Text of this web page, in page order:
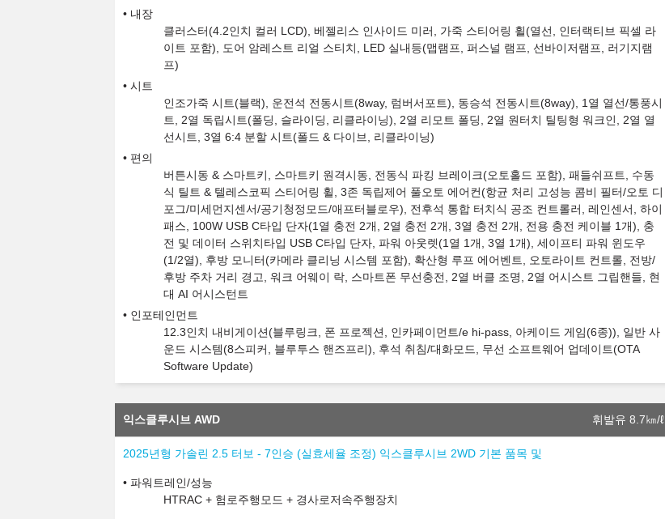
내장
클러스터(4.2인치 컬러 LCD), 베젤리스 인사이드 미러, 가죽 스티어링 휠(열선, 인터랙티브 픽셀 라
이트 포함), 도어 암레스트 리얼 스티치, LED 실내등(맵램프, 퍼스널 램프, 선바이저램프, 러기지램
프)
시트
인조가죽 시트(블랙), 운전석 전동시트(8way, 럼버서포트), 동승석 전동시트(8way), 1열 열선/통풍시
트, 2열 독립시트(폴딩, 슬라이딩, 리클라이닝), 2열 리모트 폴딩, 2열 원터치 틸팅형 워크인, 2열 열
선시트, 3열 6:4 분할 시트(폴드 & 다이브, 리클라이닝)
편의
버튼시동 & 스마트키, 스마트키 원격시동, 전동식 파킹 브레이크(오토홀드 포함), 패들쉬프트, 수동
식 틸트 & 텔레스코픽 스티어링 휠, 3존 독립제어 풀오토 에어컨(항균 처리 고성능 콤비 필터/오토 디
포그/미세먼지센서/공기청정모드/애프터블로우), 전후석 통합 터치식 공조 컨트롤러, 레인센서, 하이
패스, 100W USB C타입 단자(1열 충전 2개, 2열 충전 2개, 3열 충전 2개, 전용 충전 케이블 1개), 충
전 및 데이터 스위치타입 USB C타입 단자, 파워 아웃렛(1열 1개, 3열 1개), 세이프티 파워 윈도우
(1/2열), 후방 모니터(카메라 클리닝 시스템 포함), 확산형 루프 에어벤트, 오토라이트 컨트롤, 전방/
후방 주차 거리 경고, 워크 어웨이 락, 스마트폰 무선충전, 2열 버클 조명, 2열 어시스트 그립핸들, 현
대 AI 어시스턴트
인포테인먼트
12.3인치 내비게이션(블루링크, 폰 프로젝션, 인카페이먼트/e hi-pass, 아케이드 게임(6종)), 일반 사
운드 시스템(8스피커, 블루투스 핸즈프리), 후석 취침/대화모드, 무선 소프트웨어 업데이트(OTA
Software Update)
익스클루시브 AWD 휘발유 8.7㎞/ℓ
2025년형 가솔린 2.5 터보 - 7인승 (실효세율 조정) 익스클루시브 2WD 기본 품목 및
파워트레인/성능
HTRAC + 험로주행모드 + 경사로저속주행장치